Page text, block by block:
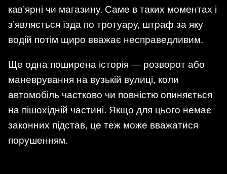
кав’ярні чи магазину. Саме в таких моментах і
з’являється їзда по тротуару, штраф за яку
водій потім щиро вважає несправедливим.
Ще одна поширена історія — розворот або
маневрування на вузькій вулиці, коли
автомобіль частково чи повністю опиняється
на пішохідній частині. Якщо для цього немає
законних підстав, це теж може вважатися
порушенням.